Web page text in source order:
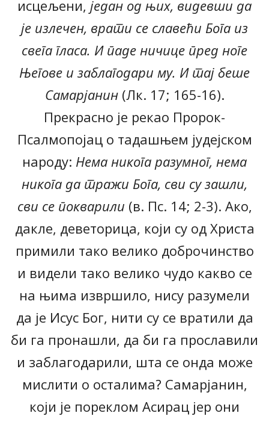
исцељени, један од њих, видевши да
је излечен, врати се славећи Бога из
свега гласа. И паде ничице пред ноге
Његове и заблагодари му. И тај беше
Самарјанин(Лк. 17; 165-16).
Прекрасно је рекао Пророк-
Псалмопојац о тадашњем јудејском
народу: Нема никога разумног, нема
никога да тражи Бога, сви су зашли,
сви се покварили (в. Пс. 14; 2-3). Ако,
дакле, деветорица, који су од Христа
примили тако велико доброчинство
и видели тако велико чудо какво се
на њима извршило, нису разумели
да је Исус Бог, нити су се вратили да
би га пронашли, да би га прославили
и заблагодарили, шта се онда може
мислити о осталима? Самарјанин,
који је пореклом Асирац јер они